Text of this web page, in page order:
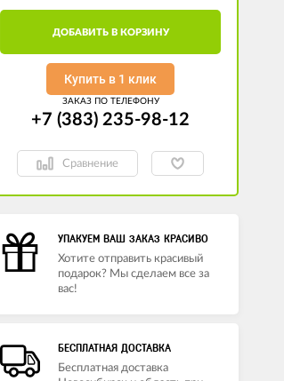
ДОБАВИТЬ В КОРЗИНУ
Купить в 1 клик
ЗАКАЗ ПО ТЕЛЕФОНУ
+7 (383) 235-98-12
Сравнение
УПАКУЕМ ВАШ ЗАКАЗ КРАСИВО
Хотите отправить красивый
подарок? Мы сделаем все за
вас!
БЕСПЛАТНАЯ ДОСТАВКА
Бесплатная доставка